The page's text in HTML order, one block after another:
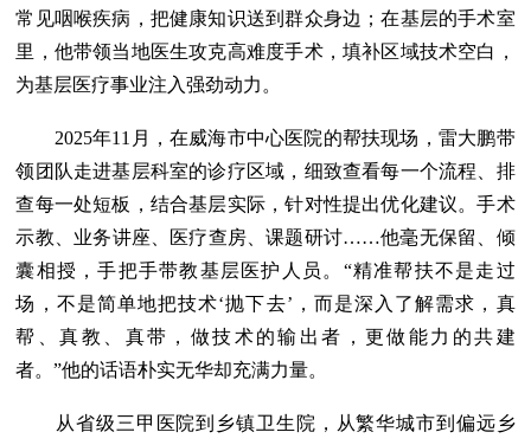
常见咽喉疾病，把健康知识送到群众身边；在基层的手术室
里，他带领当地医生攻克高难度手术，填补区域技术空白，
为基层医疗事业注入强劲动力。
2025年11月，在威海市中心医院的帮扶现场，雷大鹏带
领团队走进基层科室的诊疗区域，细致查看每一个流程、排
查每一处短板，结合基层实际，针对性提出优化建议。手术
示教、业务讲座、医疗查房、课题研讨……他毫无保留、倾
囊相授，手把手带教基层医护人员。“精准帮扶不是走过
场，不是简单地把技术‘抛下去’，而是深入了解需求，真
帮、真教、真带，做技术的输出者，更做能力的共建
者。”他的话语朴实无华却充满力量。
从省级三甲医院到乡镇卫生院，从繁华城市到偏远乡